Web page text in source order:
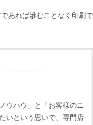
あれば滲むことなく印刷で
ウハウ」と「お客様のニ
いという思いで、専門店